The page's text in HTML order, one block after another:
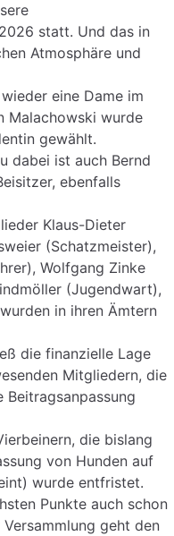
statt. Und das in
Atmosphäre und
eine Dame im
Malachowski wurde
gewählt.
dabei ist auch Bernd
ebenfalls
Klaus-Dieter
(Schatzmeister),
Wolfgang Zinke
(Jugendwart),
in ihren Ämtern
die finanzielle Lage
Mitgliedern, die
die bislang
von Hunden auf
wurde entfristet.
Punkte auch schon
geht den